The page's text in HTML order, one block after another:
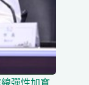
彈性加寬